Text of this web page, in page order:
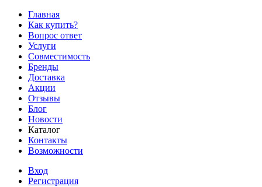
Главная
Как купить?
Вопрос ответ
Услуги
Совместимость
Бренды
Доставка
Акции
Отзывы
Блог
Новости
Каталог
Контакты
Возможности
Вход
Регистрация